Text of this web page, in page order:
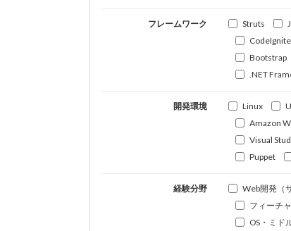
フレームワーク Struts
Bootstrap
.NET
開発環境 Linux
Amazon
Visual
Puppet
経験分野 Web開発（
フィーチ
OS・ミド